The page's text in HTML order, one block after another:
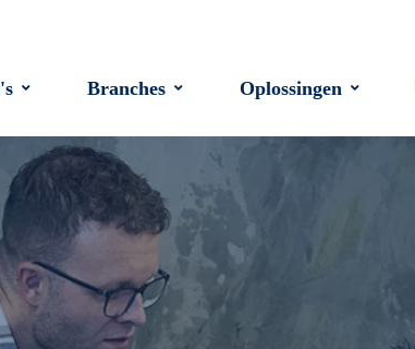
Branches Oplossingen